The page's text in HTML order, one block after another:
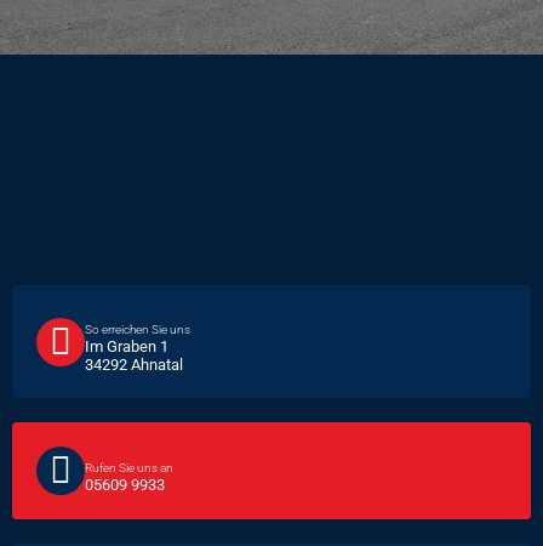
So erreichen Sie uns
Im Graben 1
34292 Ahnatal
Rufen Sie uns an
05609 9933